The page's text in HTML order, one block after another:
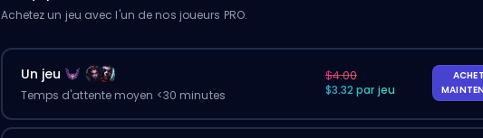
Achetez un jeu avec l'un de nos joueurs PRO.
Un jeu
Temps d'attente moyen <30 minutes
$4.00
$3.32 par jeu